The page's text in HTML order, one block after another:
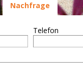
Nachfrage
Telefon